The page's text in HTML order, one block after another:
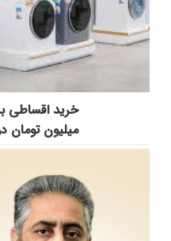
میلیون تومان